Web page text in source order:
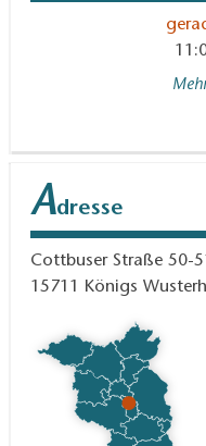
Adresse
Cottbuser Straße 50-
15711 Königs